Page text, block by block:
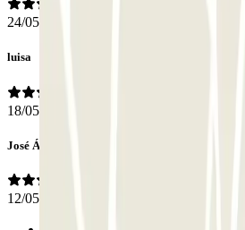
24/05/2025
luisa
18/05/2025
José Ángel
12/05/2025